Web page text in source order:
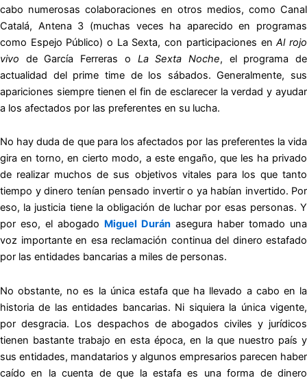
cabo numerosas colaboraciones en otros medios, como Canal
Catalá, Antena 3 (muchas veces ha aparecido en programas
como Espejo Público) o La Sexta, con participaciones enAl rojo
vivo de García Ferreras o La Sexta Noche, el programa de
actualidad del prime time de los sábados. Generalmente, sus
apariciones siempre tienen el fin de esclarecer la verdad y ayudar
a los afectados por las preferentes en su lucha.
No hay duda de que para los afectados por las preferentes la vida
gira en torno, en cierto modo, a este engaño, que les ha privado
de realizar muchos de sus objetivos vitales para los que tanto
tiempo y dinero tenían pensado invertir o ya habían invertido. Por
eso, la justicia tiene la obligación de luchar por esas personas. Y
por eso, el abogado Miguel Durán asegura haber tomado una
voz importante en esa reclamación continua del dinero estafado
por las entidades bancarias a miles de personas.
No obstante, no es la única estafa que ha llevado a cabo en la
historia de las entidades bancarias. Ni siquiera la única vigente,
por desgracia. Los despachos de abogados civiles y jurídicos
tienen bastante trabajo en esta época, en la que nuestro país y
sus entidades, mandatarios y algunos empresarios parecen haber
caído en la cuenta de que la estafa es una forma de dinero